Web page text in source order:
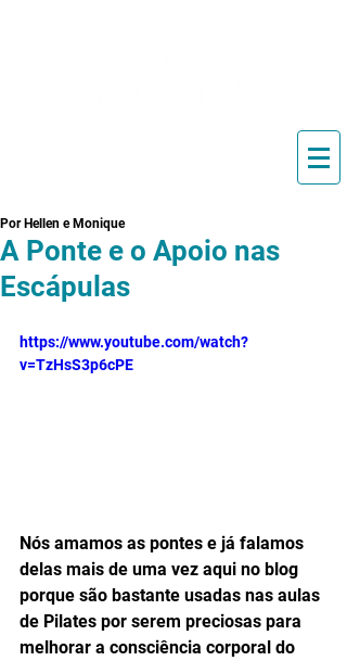
A Ponte e o Apoio nas
Escápulas
Por Hellen e Monique
https://www.youtube.com/watch?
v=TzHsS3p6cPE
Nós amamos as pontes e já falamos
delas mais de uma vez aqui no blog
porque são bastante usadas nas aulas
de Pilates por serem preciosas para
melhorar a consciência corporal do